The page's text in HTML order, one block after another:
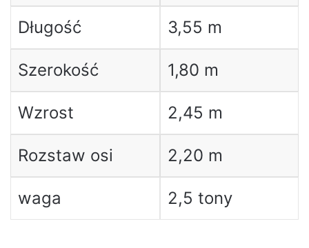
Długość 3,55 m
Szerokość 1,80 m
Wzrost 2,45 m
Rozstaw osi 2,20 m
waga 2,5 tony